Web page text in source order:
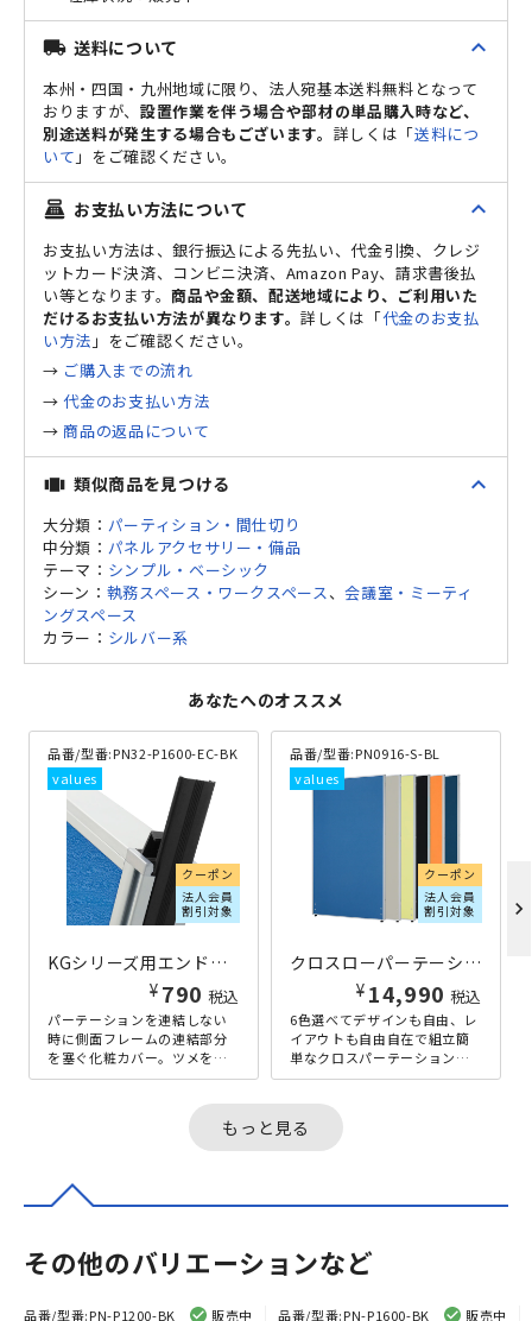
local_shipping 送料について expand_less
本州・四国・九州地域に限り、法人宛基本送料無料となって
おりますが、 設置作業を伴う場合や部材の単品購入時など、
別途送料が発生する場合もございます。 詳しくは「送料につ
いて 」をご確認ください。
point_of_sale お支払い方法について expand_less
お支払い方法は、銀行振込による先払い、代金引換、クレジ
ットカード決済、コンビニ決済、Amazon Pay、請求書後払
い等となります。商品や金額、配送地域により、ご利用いた
だけるお支払い方法が異なります。詳しくは「代金のお支払
い方法 」をご確認ください。
→ ご購入までの流れ
→代金のお支払い方法
→ 商品の返品について
view_carousel 類似商品を見つける expand_less
大分類： パーティション・間仕切り
中分類： パネルアクセサリー・備品
テーマ： シンプル・ベーシック
シーン： 執務スペース・ワークスペース、会議室・ミーティ
ングスペース
カラー： シルバー系
あなたへのオススメ
品番/型番:PN32-P1600-EC-BK
クーポン
法人会員
割引対象
KGシリーズ用エンドカバー H1600
¥ 790 税込
パーテーションを連結しない
時に側面フレームの連結部分
を塞ぐ化粧カバー。ツメをは
ずしエンドカバーを装着する
品番/型番:PN0916-S-BL
クーポン
法人会員
割引対象
クロスローパーテーション KGシリーズ H1600×W900 ブルー
¥ 14,990 税込
6色選べてデザインも自由、レ
イアウトも自由自在で組立簡
単なクロスパーテーションの
決定版です。立った時に、目
さになる...
chevron_right
もっと見る
その他のバリエーションなど
品番/型番:PN-P1200-BK 販売中 品番/型番:PN-P1600-BK 販売中